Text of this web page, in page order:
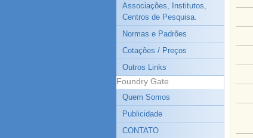
Associações, Institutos,
Centros de Pesquisa.
Normas e Padrões
Cotações / Preços
Outros Links
Foundry Gate
Quem Somos
Publicidade
CONTATO